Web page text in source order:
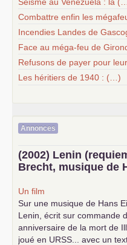
Combattre enfin les
Incendies Landes de
Face au méga-feu de
Refusons de payer pour
Les héritiers de 1940 : (…)
Annonces
(2002) Lenin
Brecht, musique de
Un film
Sur une musique de Hans
Lenin, écrit sur commande
anniversaire de la mort de
joué en URSS ... avec un